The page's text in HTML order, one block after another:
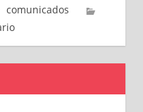
comunicados